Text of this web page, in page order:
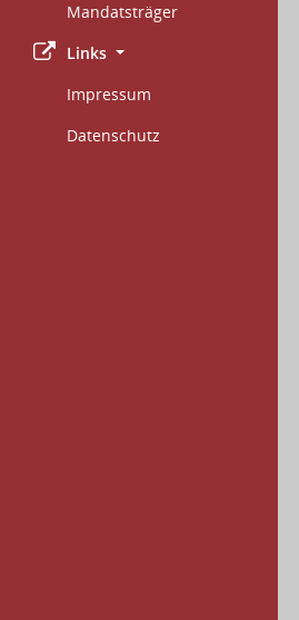
Mandatsträger
Links
Impressum
Datenschutz